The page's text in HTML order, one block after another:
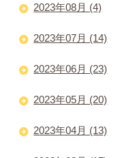
2023年08月 (4)
2023年07月 (14)
2023年06月 (23)
2023年05月 (20)
2023年04月 (13)